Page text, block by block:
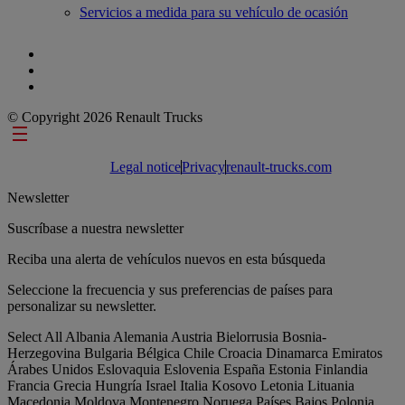
Servicios a medida para su vehículo de ocasión
© Copyright 2026 Renault Trucks
Footer links
Legal noticePrivacyrenault-trucks.com
Newsletter
Suscríbase a nuestra newsletter
Reciba una alerta de vehículos nuevos en esta búsqueda
Seleccione la frecuencia y sus preferencias de países para
personalizar su newsletter.
Select All Albania Alemania Austria Bielorrusia Bosnia-
Herzegovina Bulgaria Bélgica Chile Croacia Dinamarca Emiratos
Árabes Unidos Eslovaquia Eslovenia España Estonia Finlandia
Francia Grecia Hungría Israel Italia Kosovo Letonia Lituania